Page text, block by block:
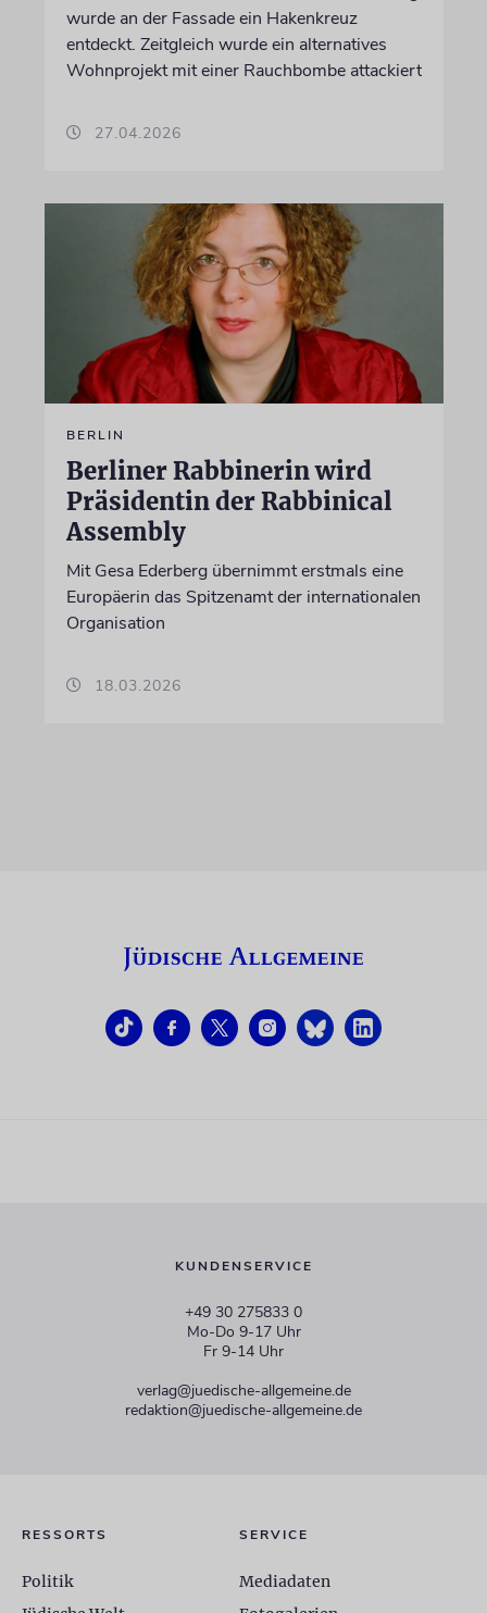
wurde an der Fassade ein Hakenkreuz
entdeckt. Zeitgleich wurde ein alternatives
Wohnprojekt mit einer Rauchbombe attackiert
27.04.2026
BERLIN
Berliner Rabbinerin wird
Präsidentin der Rabbinical
Assembly
Mit Gesa Ederberg übernimmt erstmals eine
Europäerin das Spitzenamt der internationalen
Organisation
18.03.2026
KUNDENSERVICE
+49 30 275833 0
Mo-Do 9-17 Uhr
Fr 9-14 Uhr
verlag@juedische-allgemeine.de
redaktion@juedische-allgemeine.de
RESSORTS
Politik
SERVICE
Mediadaten